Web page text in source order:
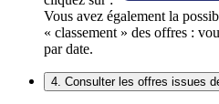
Vous avez également la
« classement » des offres :
par date.
4. Consulter les offres issues